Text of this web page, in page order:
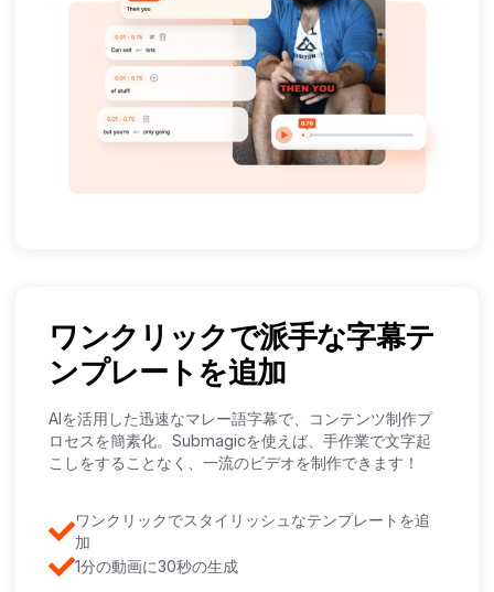
ワンクリックで派手な字幕テ
ンプレートを追加
AIを活用した迅速なマレー語字幕で、コンテンツ制作プ
ロセスを簡素化。Submagicを使えば、手作業で文字起
こしをすることなく、一流のビデオを制作できます！
ワンクリックでスタイリッシュなテンプレートを追
加
1分の動画に30秒の生成